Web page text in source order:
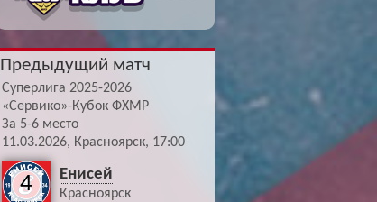
Предыдущий матч
Суперлига 2025-2026
«Сервико»-Кубок ФХМР
За 5-6 место
11.03.2026, Красноярск, 17:00
4 Енисей
Красноярск